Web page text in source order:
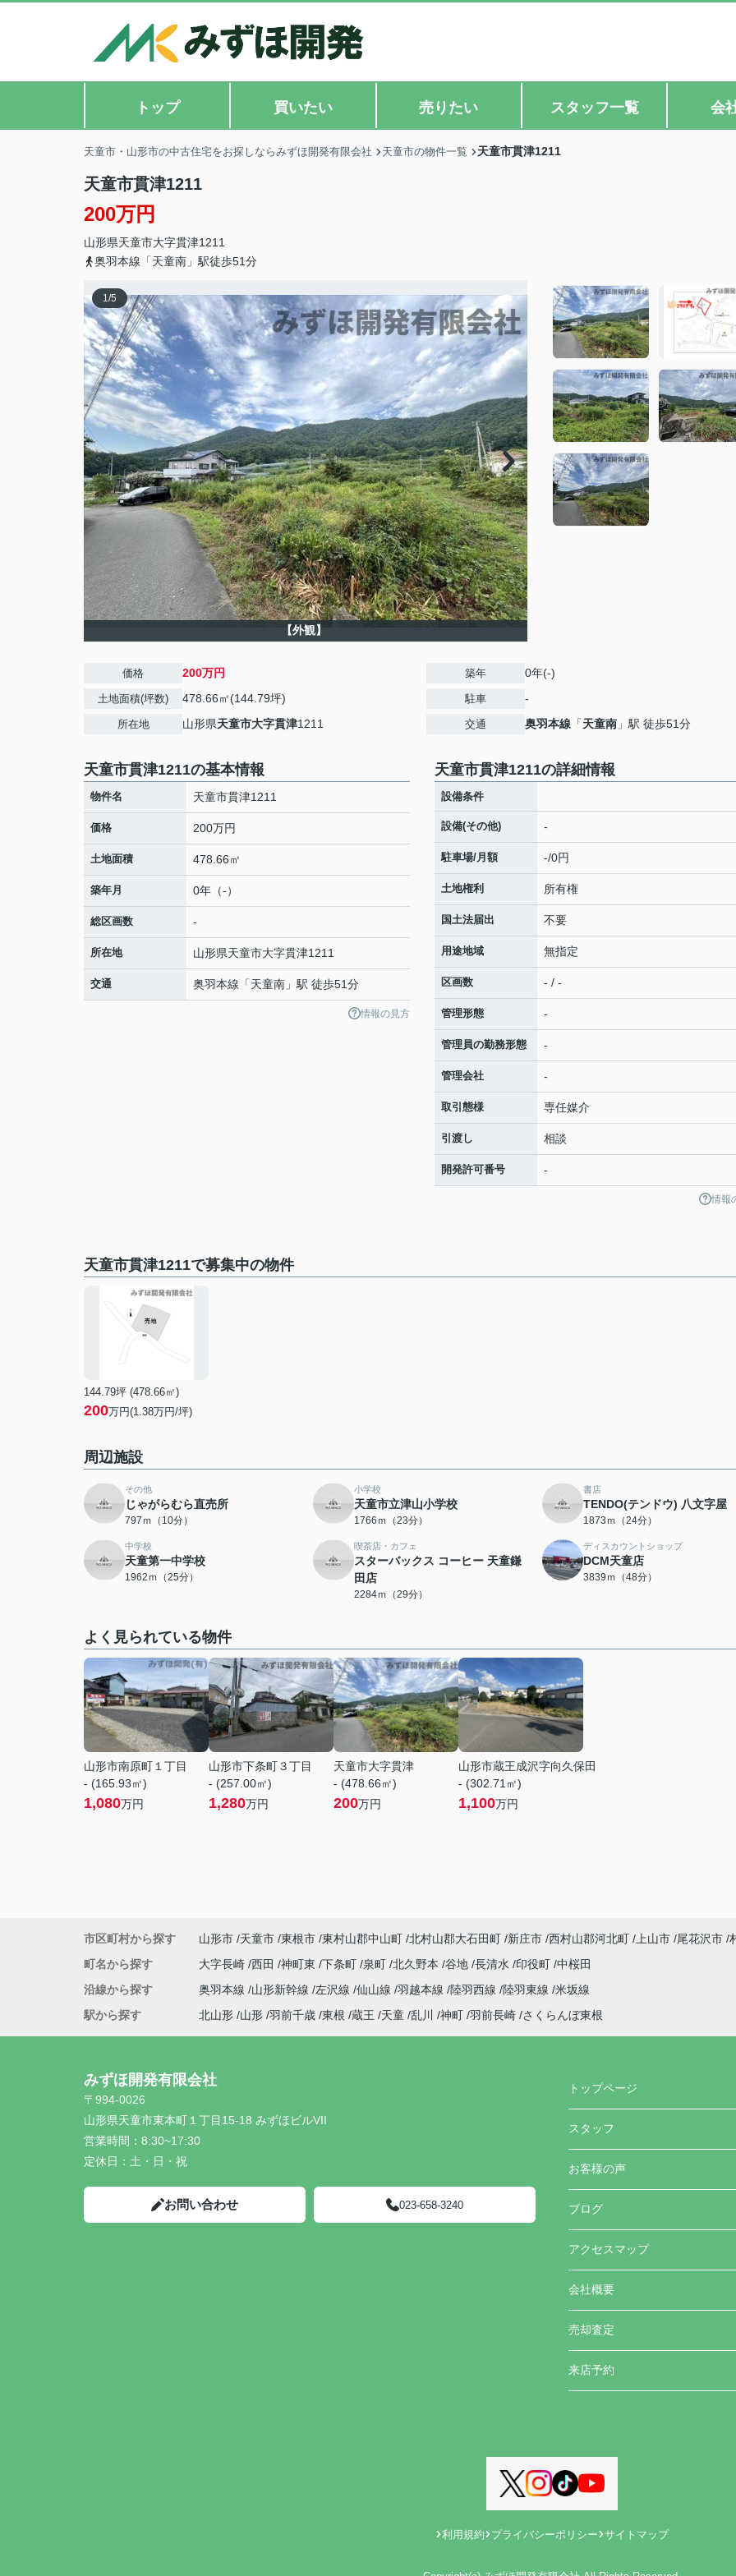
トップ 買いたい 売りたい スタッフ一覧 会
天童市・山形市の中古住宅をお探しならみずほ開発有限会社 天童市の物件一覧 天童市貫津1211
天童市貫津1211
200万円
山形県天童市大字貫津1211
奥羽本線「天童南」駅徒歩51分
1/5
【外観】
価格 200万円
土地面積(坪数) 478.66㎡(144.79坪)
所在地 山形県天童市大字貫津1211
築年 0年(-)
駐車 -
交通 奥羽本線 「天童南 」駅 徒歩51分
天童市貫津1211の基本情報
物件名 天童市貫津1211
価格 200万円
土地面積 478.66㎡
築年月 0年（-）
総区画数 -
所在地 山形県天童市大字貫津1211
交通 奥羽本線 「天童南 」駅 徒歩51分
情報の見方
天童市貫津1211の詳細情報
設備条件
設備(その他) -
駐車場/月額 -/0円
土地権利 所有権
国土法届出 不要
用途地域 無指定
区画数 - / -
管理形態 -
管理員の勤務形態 -
管理会社 -
取引態様 専任媒介
引渡し 相談
開発許可番号 -
情報
天童市貫津1211で募集中の物件
144.79坪 (478.66㎡)
200万円(1.38万円/坪)
周辺施設
その他
じゃがらむら直売所
797ｍ（10分）
小学校
天童市立津山小学校
1766ｍ（23分）
書店
TENDO(テンドウ) 八文字屋
1873ｍ（24分）
中学校
天童第一中学校
1962ｍ（25分）
喫茶店・カフェ
スターバックス コーヒー 天童鎌
田店
2284ｍ（29分）
ディスカウントショップ
DCM天童店
3839ｍ（48分）
よく見られている物件
山形市南原町１丁目
- (165.93㎡)
1,080万円
山形市下条町３丁目
- (257.00㎡)
1,280万円
天童市大字貫津
- (478.66㎡)
200万円
山形市蔵王成沢字向久保田
- (302.71㎡)
1,100万円
市区町村から探す 山形市 天童市 東根市 東村山郡中山町 北村山郡大石田町 新庄市 西村山郡河北町 上山市 尾花沢市
町名から探す
大字長崎 西田 神町東 下条町 泉町 北久野本 谷地 長清水 印役町 中桜田
沿線から探す
奥羽本線 山形新幹線 左沢線 仙山線 羽越本線 陸羽西線 陸羽東線 米坂線
駅から探す
北山形 山形 羽前千歳 東根 蔵王 天童 乱川 神町 羽前長崎 さくらんぼ東根
みずほ開発有限会社
〒994-0026
山形県天童市東本町１丁目15-18 みずほビルVII
営業時間： 8:30~17:30
定休日： 土・日・祝
お問い合わせ 023-658-3240
トップページ
スタッフ
お客様の声
ブログ
アクセスマップ
会社概要
売却査定
来店予約
利用規約 プライバシーポリシー サイトマップ